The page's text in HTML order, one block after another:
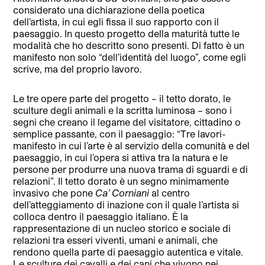
considerato una dichiarazione della poetica
dell’artista, in cui egli fissa il suo rapporto con il
paesaggio. In questo progetto della maturità tutte le
modalità che ho descritto sono presenti. Di fatto è un
manifesto non solo “dell’identità del luogo”, come egli
scrive, ma del proprio lavoro.
Le tre opere parte del progetto – il tetto dorato, le
sculture degli animali e la scritta luminosa – sono i
segni che creano il legame del visitatore, cittadino o
semplice passante, con il paesaggio: “Tre lavori-
manifesto in cui l’arte è al servizio della comunità e del
paesaggio, in cui l’opera si attiva tra la natura e le
persone per produrre una nuova trama di sguardi e di
relazioni”. Il tetto dorato è un segno minimamente
invasivo che pone Ca’ Corniani al centro
dell’atteggiamento di inazione con il quale l’artista si
colloca dentro il paesaggio italiano. È la
rappresentazione di un nucleo storico e sociale di
relazioni tra esseri viventi, umani e animali, che
rendono quella parte di paesaggio autentica e vitale.